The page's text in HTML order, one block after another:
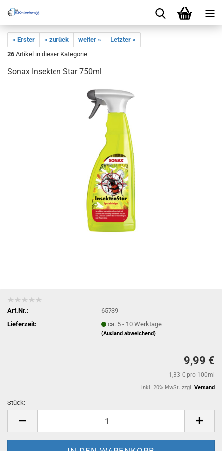
« Erster « zurück weiter »
Letzter »
26 Artikel in dieser Kategorie
Sonax Insekten Star 750ml
Art.Nr.:
65739
Lieferzeit:
ca. 5 - 10 Werktage
(Ausland abweichend)
9,99 €
1,33 € pro 100ml
inkl. 20% MwSt. zzgl. Versand
Stück: